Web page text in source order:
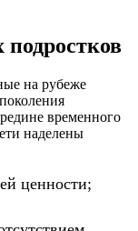
на рубеже
временного
наделены
ценности;